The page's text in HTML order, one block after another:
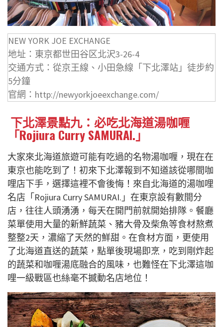
NEW YORK JOE EXCHANGE
地址：東京都世田谷区北沢3-26-4
交通方式：從京王線、小田急線「下北澤站」徒步約
5分鐘
官網：http://newyorkjoeexchange.com/
下北澤景點九：必吃北海道湯咖喱
「Rojiura Curry SAMURAI.」
大家來北海道旅遊可能有吃過的名物湯咖喱，現在在
東京也能吃到了！初來下北澤報到不知道該從哪間咖
哩店下手，選擇這裡不會後悔！來自北海道的湯咖哩
名店「Rojiura Curry SAMURAI.」在東京設有數間分
店，往往人頭湧湧，每天在開門前就開始排隊。餐廳
菜單使用大量的新鮮蔬菜、豬大骨及柴魚等食材熬煮
整整2天，濃縮了天然的鮮甜。在食材方面，更使用
了北海道直送的蔬菜，點單後現場即烹，吃到剛炸起
的蔬菜和咖喱湯底融合的風味，也難怪在下北澤這咖
哩一級戰區也絲毫不撼動名店地位！